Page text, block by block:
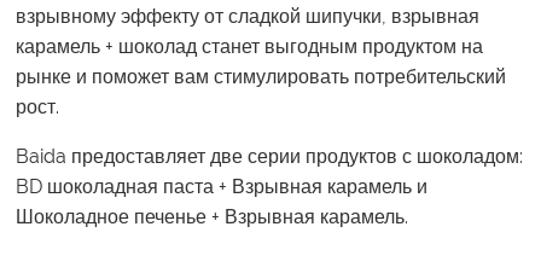
взрывному эффекту от сладкой шипучки, взрывная
карамель + шоколад станет выгодным продуктом на
рынке и поможет вам стимулировать потребительский
рост.
Baida предоставляет две серии продуктов с шоколадом:
BD шоколадная паста + Взрывная карамель и
Шоколадное печенье + Взрывная карамель.